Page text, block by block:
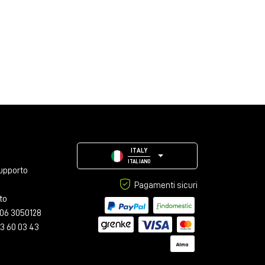
3050128
60 03 43
ITALY
ITALIANO
Pagamenti sicuri